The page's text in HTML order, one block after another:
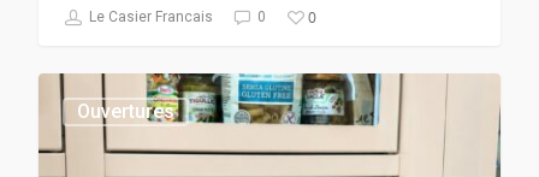
Le Casier Francais 0 0
Ouvertures